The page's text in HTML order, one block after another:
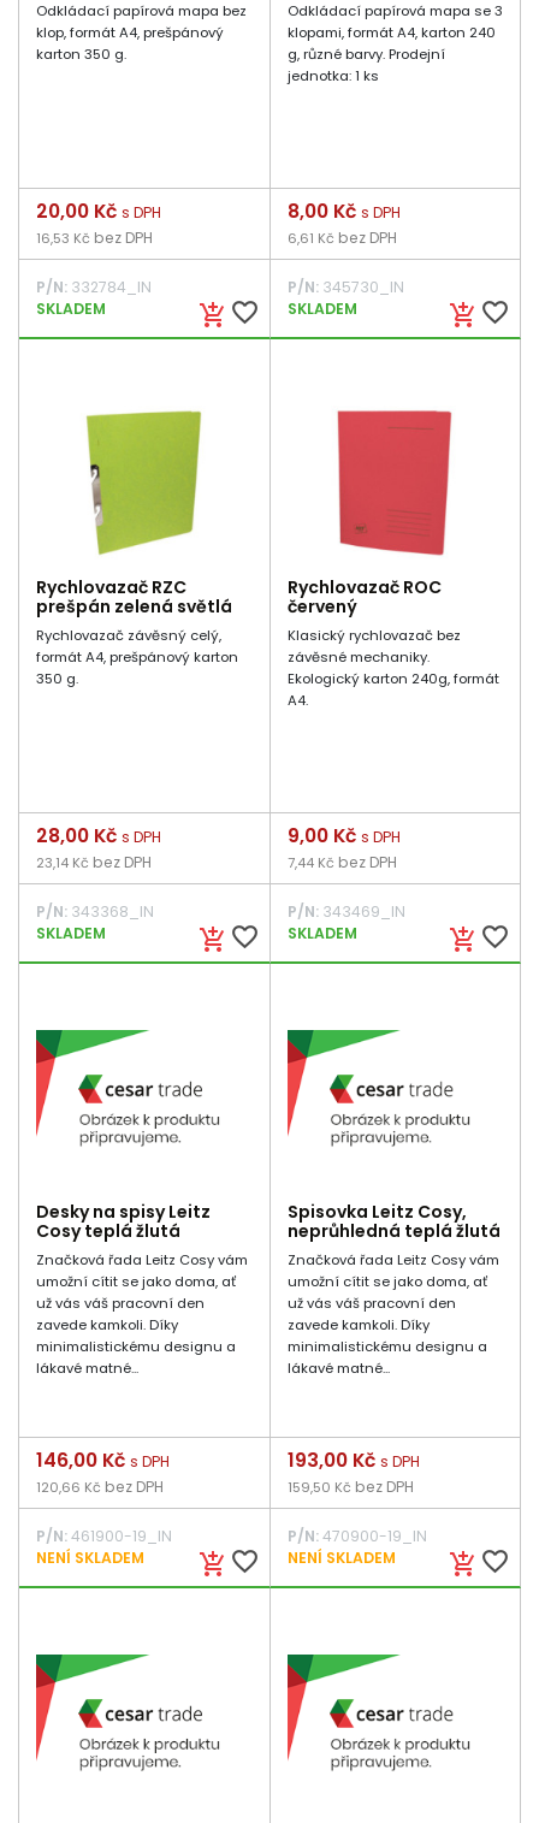
Odkládací papírová mapa bez
klop, formát A4, prešpánový
karton 350 g.
add_shopping_cart favorite_border
Cena
20,00 Kč s DPH
16,53 Kč bez DPH
P/N: 332784_IN
SKLADEM
Odkládací papírová mapa se 3
klopami, formát A4, karton 240
g, různé barvy. Prodejní
jednotka: 1 ks
add_shopping_cart favorite_border
Cena
8,00 Kč s DPH
6,61 Kč bez DPH
P/N:345730_IN
SKLADEM
Rychlovazač RZC
prešpán zelená světlá
Rychlovazač závěsný celý,
formát A4, prešpánový karton
350 g.
add_shopping_cart favorite_border
Cena
28,00 Kč s DPH
23,14 Kč bez DPH
P/N: 343368_IN
SKLADEM
Rychlovazač ROC
červený
Klasický rychlovazač bez
závěsné mechaniky.
Ekologický karton 240g, formát
A4.
add_shopping_cart favorite_border
Cena
9,00 Kč s DPH
7,44 Kč bez DPH
P/N:343469_IN
SKLADEM
Desky na spisy Leitz
Cosy teplá žlutá
Značková řada Leitz Cosy vám
umožní cítit se jako doma, ať
už vás váš pracovní den
zavede kamkoli. Díky
minimalistickému designu a
lákavé matné...
add_shopping_cart favorite_border
Cena
146,00 Kč s DPH
120,66 Kč bez DPH
P/N:461900-19_IN
NENÍ SKLADEM
Spisovka Leitz Cosy,
neprůhledná teplá žlutá
Značková řada Leitz Cosy vám
umožní cítit se jako doma, ať
už vás váš pracovní den
zavede kamkoli. Díky
minimalistickému designu a
lákavé matné...
add_shopping_cart favorite_border
Cena
193,00 Kč s DPH
159,50 Kč bez DPH
P/N:470900-19_IN
NENÍ SKLADEM